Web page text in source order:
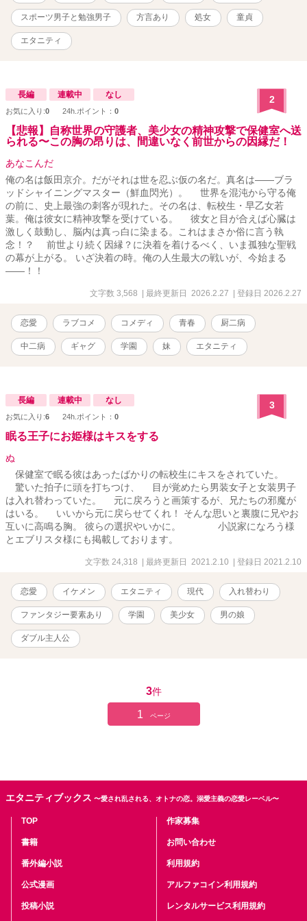
スポーツ男子と勉強男子 方言あり 処女 童貞
エタニティ
長編 連載中 なし
お気に入り:0 24h.ポイント： 0
2
【悲報】自称世界の守護者、美少女の精神攻撃で保健室へ送
られる〜この胸の昂りは、間違いなく前世からの因縁だ！
あなこんだ
俺の名は飯田京介。だがそれは世を忍ぶ仮の名だ。真名は――ブラ
ッドシャイニングマスター（鮮血閃光）。 世界を混沌から守る俺
の前に、史上最強の刺客が現れた。その名は、転校生・早乙女若
葉。俺は彼女に精神攻撃を受けている。 彼女と目が合えば心臓は
激しく鼓動し、脳内は真っ白に染まる。これはまさか俗に言う執
念！？ 前世より続く因縁？に決着を着けるべく、いま孤独な聖戦
の幕が上がる。 いざ決着の時。俺の人生最大の戦いが、今始まる
――！！
文字数 3,568 | 最終更新日 2026.2.27 | 登録日 2026.2.27
恋愛 ラブコメ コメディ 青春 厨二病
中二病 ギャグ 学園 妹 エタニティ
長編 連載中 なし
お気に入り:6 24h.ポイント： 0
3
眠る王子にお姫様はキスをする
ぬ
保健室で眠る彼はあったばかりの転校生にキスをされていた。
驚いた拍子に頭を打ちつけ、 目が覚めたら男装女子と女装男子
は入れ替わっていた。 元に戻ろうと画策するが、兄たちの邪魔が
はいる。 いいから元に戻らせてくれ！ そんな思いと裏腹に兄やお
互いに高鳴る胸。 彼らの選択やいかに。 小説家になろう様
とエブリスタ様にも掲載しております。
文字数 24,318 | 最終更新日 2021.2.10 | 登録日 2021.2.10
恋愛 イケメン エタニティ 現代 入れ替わり
ファンタジー要素あり 学園 美少女 男の娘
ダブル主人公
3件
1 ページ
エタニティブックス 〜愛され乱される、オトナの恋。溺愛主義の恋愛レーベル〜
TOP
書籍
番外編小説
公式漫画
投稿小説
作家募集
お問い合わせ
利用規約
アルファコイン利用規約
レンタルサービス利用規約